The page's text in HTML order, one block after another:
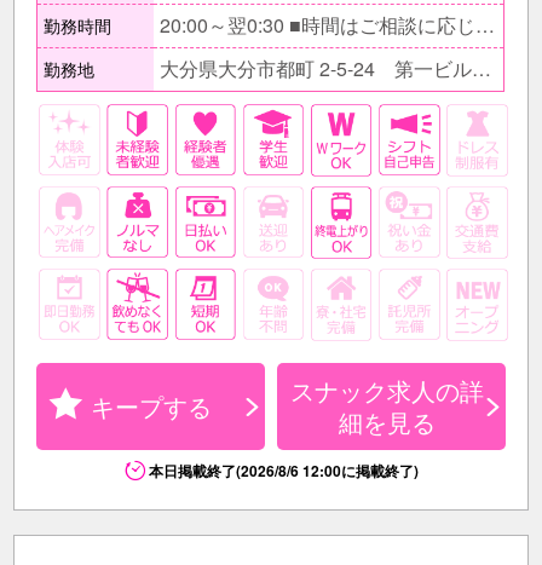
勤務時間 20:00～翌0:30 ■時間はご相談に応じます。
勤務地 大分県大分市都町 2-5-24 第一ビルⅡ 5F
キープする
スナック求人の詳
細を見る
本日掲載終了(2026/8/6 12:00に掲載終了)